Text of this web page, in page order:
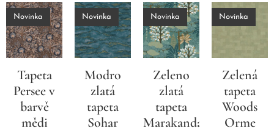
Tapeta
Persee v
barvě
mědi
Novinka
Modro
zlatá
tapeta
Sohar
Novinka
Zeleno
zlatá
tapeta
Marakanda
Novinka
Zelená
tapeta
Woods
Orme
Novinka